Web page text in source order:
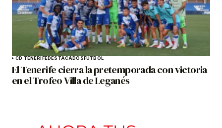
CD TENERIFEDESTACADOSFÚTBOL
El Tenerife cierra la pretemporada con victoria
en el Trofeo Villa de Leganés